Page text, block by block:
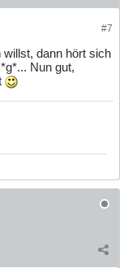
#7
dann hört sich
Nun gut,